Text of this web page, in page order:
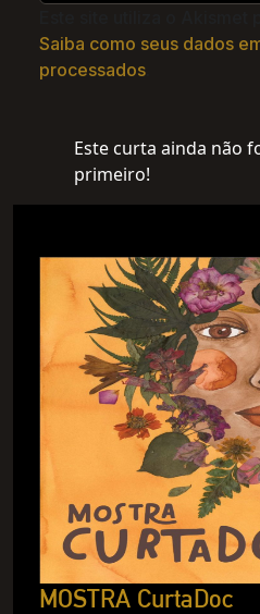
Saiba como seus dados
processados
Este curta ainda não
primeiro!
MOSTRA CurtaDoc